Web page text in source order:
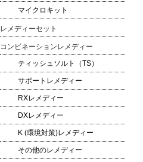
マイクロキット
レメディーセット
コンビネーションレメディー
ティッシュソルト（TS）
サポートレメディー
RXレメディー
DXレメディー
K (環境対策)レメディー
その他のレメディー